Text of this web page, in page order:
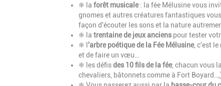
❈ la forêt musicale: la fée Mélusine vous
gnomes et autres créatures fantastiques
façon d'écouter les sons et la nature
❈ la trentaine de jeux anciens pour tester
❈ 'arbre poétique de la Fée Mélusine, c'est le
et de faire un vœu…
❈ les défisdes 10 fils de la fée, chacun vous
chevaliers, bâtonnets comme à Fort